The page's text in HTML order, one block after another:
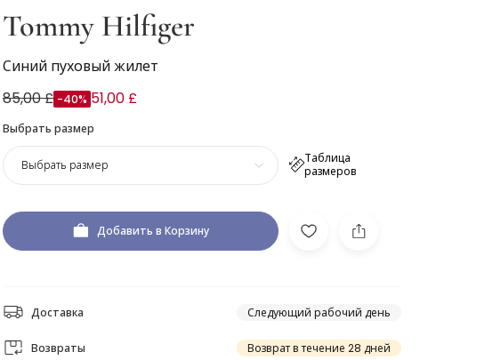
Tommy Hilfiger
Синий пуховый жилет
85,00 £ -40% 51,00 £
Выбрать размер
Таблица
размеров
Выбрать размер
Добавить в Корзину
Доставка Следующий рабочий день
Возвраты Возврат в течение 28 дней